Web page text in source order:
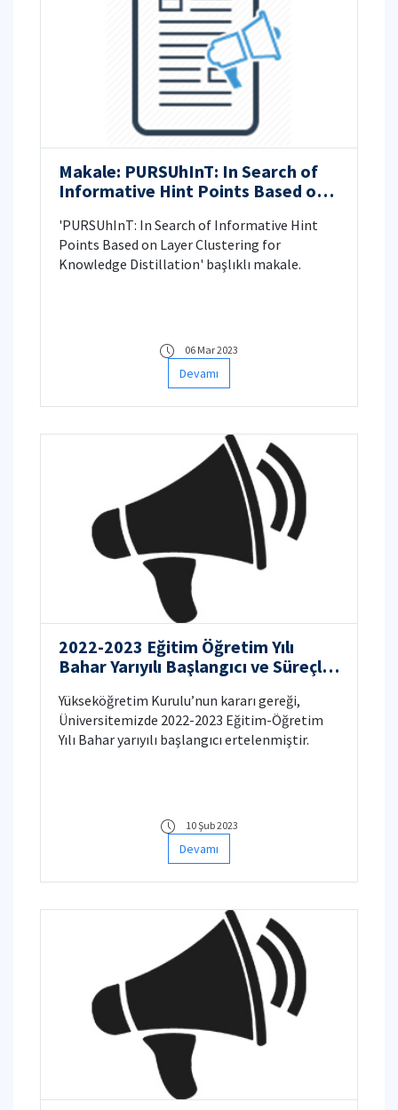
Makale: PURSUhInT: In Search of
Informative Hint Points Based on
Distillation
'PURSUhInT: In Search of Informative Hint
Points Based on Layer Clustering for
Knowledge Distillation' başlıklı makale.
06 Mar 2023
Devamı
2022-2023 Eğitim Öğretim Yılı
Bahar Yarıyılı Başlangıcı ve Süreçler
Yükseköğretim Kurulu’nun kararı gereği,
Üniversitemizde 2022-2023 Eğitim-Öğretim
Yılı Bahar yarıyılı başlangıcı ertelenmiştir.
10 Şub 2023
Devamı